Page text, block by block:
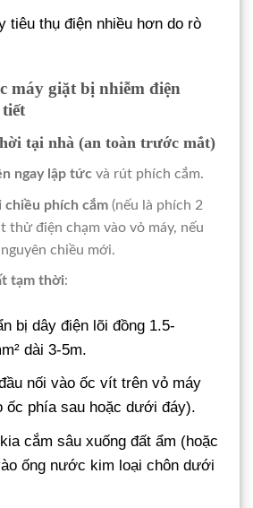
tiêu thụ điện nhiều hơn do rò
máy giặt bị nhiễm điện
tại nhà (an toàn trước mắt)
ngay lập tứcvà rút phích cắm.
chiều phích cắm(nếu là phích 2
thử điện chạm vào vỏ máy, nếu
chiều mới.
tạm thời:
bị dây điện lõi đồng 1.5-
dài 3-5m.
nối vào ốc vít trên vỏ máy
ốc phía sau hoặc dưới đáy).
cắm sâu xuống đất ẩm (hoặc
ống nước kim loại chôn dưới